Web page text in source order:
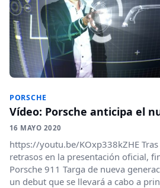
PORSCHE
Vídeo: Porsche anticipa el
16 MAYO 2020
https://youtu.be/KOxp338kZHE
retrasos en la presentación oficial,
Porsche 911 Targa de nueva
un debut que se llevará a cabo a